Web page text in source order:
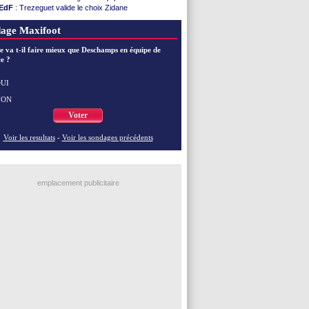
: Trezeguet valide le choix Zidane
: Zidane pense déjà à un retour de Mendy
: le message de Mbappé à Zidane
: les mots de Genesio pour Zidane
Maxifoot
va t-il faire mieux que Deschamps en équipe de
?
Voter
Voir les resultats - Voir les sondages précédents
emplacement publicitaire